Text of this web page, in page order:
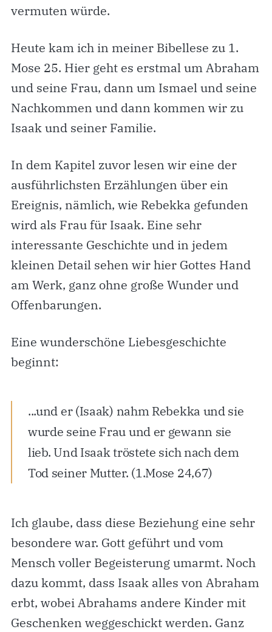
vermuten würde.
Heute kam ich in meiner Bibellese zu 1.
Mose 25. Hier geht es erstmal um Abraham
und seine Frau, dann um Ismael und seine
Nachkommen und dann kommen wir zu
Isaak und seiner Familie.
In dem Kapitel zuvor lesen wir eine der
ausführlichsten Erzählungen über ein
Ereignis, nämlich, wie Rebekka gefunden
wird als Frau für Isaak. Eine sehr
interessante Geschichte und in jedem
kleinen Detail sehen wir hier Gottes Hand
am Werk, ganz ohne große Wunder und
Offenbarungen.
Eine wunderschöne Liebesgeschichte
beginnt:
...und er (Isaak) nahm Rebekka und sie
wurde seine Frau und er gewann sie
lieb. Und Isaak tröstete sich nach dem
Tod seiner Mutter. (1.Mose 24,67)
Ich glaube, dass diese Beziehung eine sehr
besondere war. Gott geführt und vom
Mensch voller Begeisterung umarmt. Noch
dazu kommt, dass Isaak alles von Abraham
erbt, wobei Abrahams andere Kinder mit
Geschenken weggeschickt werden. Ganz